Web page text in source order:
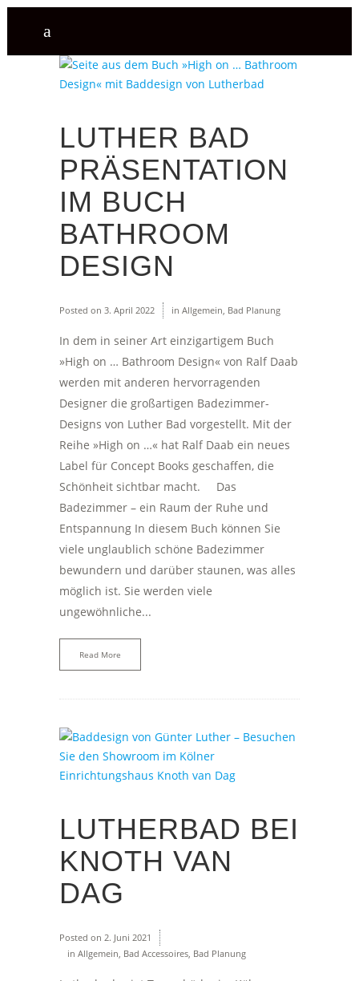
LUTHER BAD
PRÄSENTATION
IM BUCH
BATHROOM
DESIGN
Posted on 3. April 2022 in Allgemein Bad Planung
In dem in seiner Art einzigartigem Buch
»High on … Bathroom Design« von Ralf Daab
werden mit anderen hervorragenden
Designer die großartigen Badezimmer-
Designs von Luther Bad vorgestellt. Mit der
Reihe »High on …« hat Ralf Daab ein neues
Label für Concept Books geschaffen, die
Schönheit sichtbar macht. Das
Badezimmer – ein Raum der Ruhe und
Entspannung In diesem Buch können Sie
viele unglaublich schöne Badezimmer
bewundern und darüber staunen, was alles
möglich ist. Sie werden viele
ungewöhnliche...
Read More
LUTHERBAD BEI
KNOTH VAN
DAG
Posted on 2. Juni 2021
in Allgemein Bad Accessoires Bad Planung